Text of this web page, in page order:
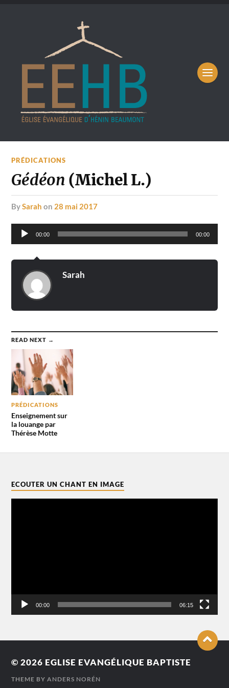
PRÉDICATIONS
Gédéon (Michel L.)
bySarah on 28 mai 2017
Lecteur
audio
00:00 00:00
Sarah
READ NEXT →
PRÉDICATIONS
Enseignement sur
la louange par
Thérèse Motte
ECOUTER UN CHANT EN IMAGE
00:00 06:15
© 2026 EGLISE EVANGÉLIQUE BAPTISTE
THEME BYANDERS NORÉN